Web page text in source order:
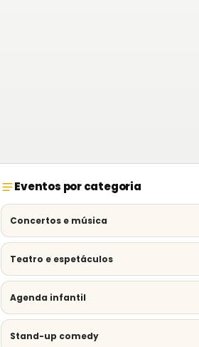
Eventos por categoria
Concertos e música
Teatro e espetáculos
Agenda infantil
Stand-up comedy